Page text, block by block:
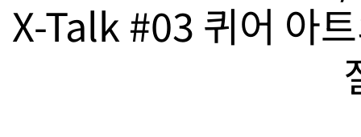
X-Talk #03 퀴어 아